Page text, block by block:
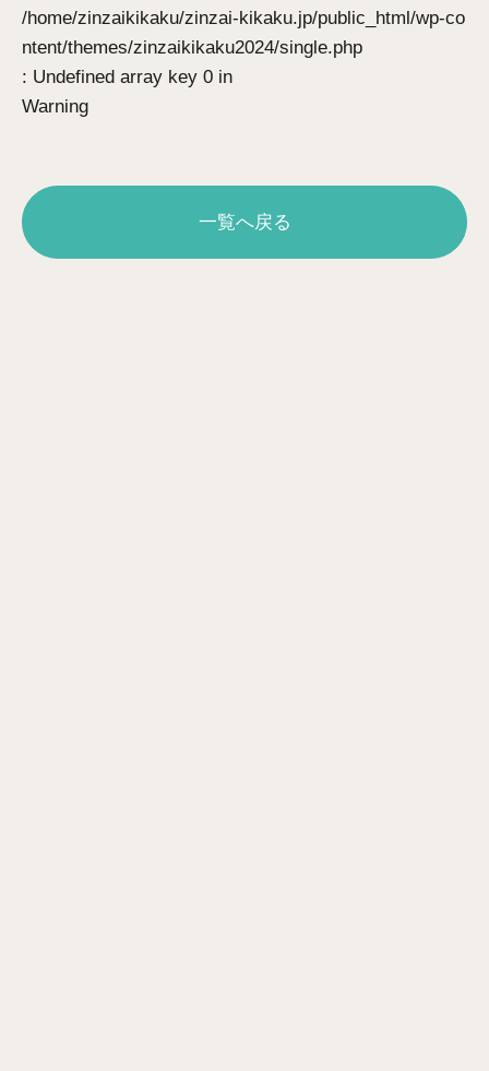
Warning
: Undefined array key 0 in
/home/zinzaikikaku/zinzai-kikaku.jp/public_html/wp-co
ntent/themes/zinzaikikaku2024/single.php
一覧へ戻る